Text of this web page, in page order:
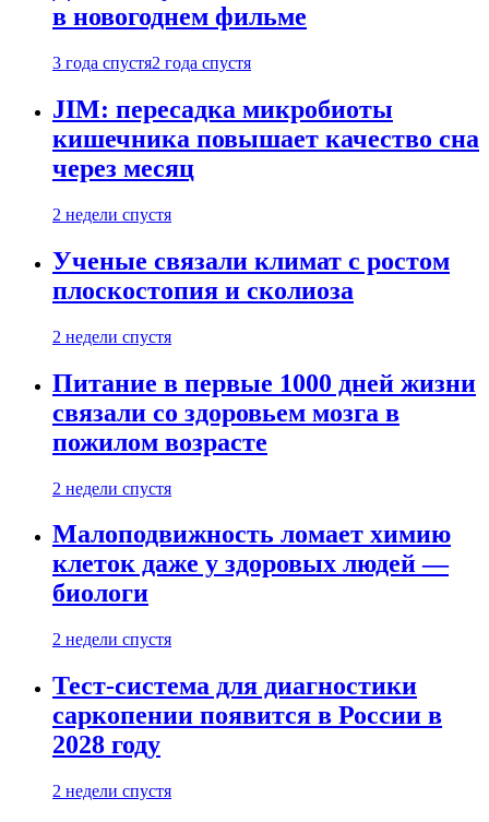
в новогоднем фильме
3 года спустя2 года спустя
JIM: пересадка микробиоты
кишечника повышает качество сна
через месяц
2 недели спустя
Ученые связали климат с ростом
плоскостопия и сколиоза
2 недели спустя
Питание в первые 1000 дней жизни
связали со здоровьем мозга в
пожилом возрасте
2 недели спустя
Малоподвижность ломает химию
клеток даже у здоровых людей —
биологи
2 недели спустя
Тест-система для диагностики
саркопении появится в России в
2028 году
2 недели спустя